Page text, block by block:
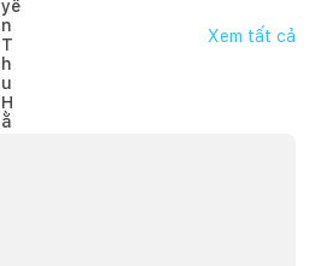
Xem tất cả